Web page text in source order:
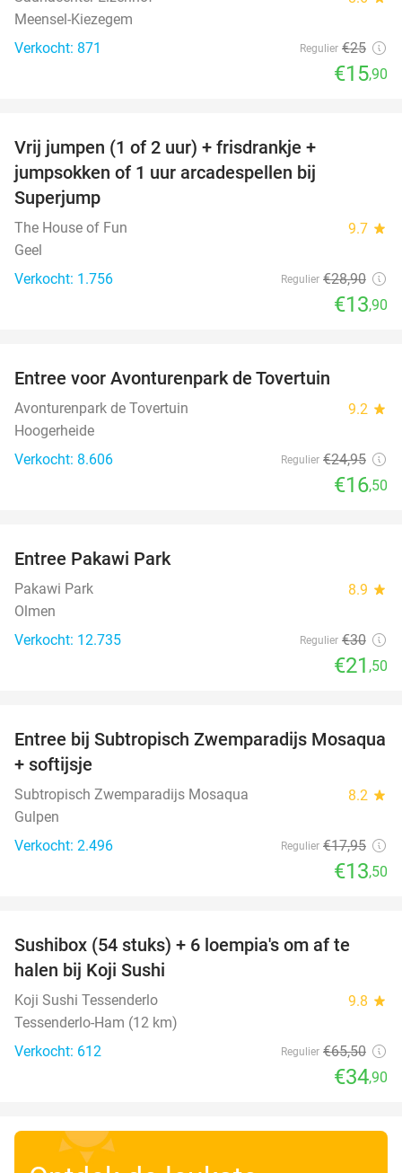
Meensel-Kiezegem
Verkocht: 871
Regulier €25
€15,90
Vrij jumpen (1 of 2 uur) + frisdrankje +
jumpsokken of 1 uur arcadespellen bij
Superjump
The House of Fun 9.7 star
Geel
Verkocht: 1.756
Regulier €28,90
€13,90
Entree voor Avonturenpark de Tovertuin
Avonturenpark de Tovertuin 9.2 star
Hoogerheide
Verkocht: 8.606
Regulier €24,95
€16,50
Entree Pakawi Park
Pakawi Park 8.9 star
Olmen
Verkocht: 12.735
Regulier €30
€21 ,50
25%
Entree bij Subtropisch Zwemparadijs Mosaqua
+ softijsje
Subtropisch Zwemparadijs Mosaqua 8.2 star
Gulpen
Verkocht: 2.496
Regulier €17,95
€13,50
47%
Sushibox (54 stuks) + 6 loempia's om af te
halen bij Koji Sushi
Koji Sushi Tessenderlo 9.8 star
Tessenderlo-Ham (12 km)
Verkocht: 612
Regulier €65,50
€34,90